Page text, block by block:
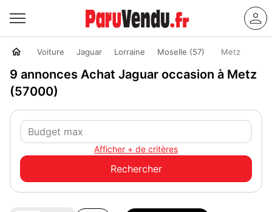
Voiture Jaguar Lorraine Moselle (57) Metz
9 annonces Achat Jaguar occasion à Metz
(57000)
Afficher + de critères